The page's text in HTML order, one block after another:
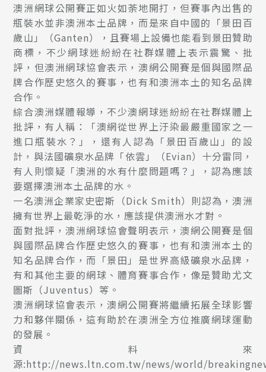
澳洲網球公開賽正如火如荼地開打，但賽事內出售的
瓶裝水並非澳洲本土品牌，而是來自中國的「景田百
歲山」（Ganten），且賽場上設備也能看到景田贊助
商標，不少網球迷紛紛在社群媒體上表示震驚、批
評，但澳洲網球協會表示，澳網公開賽是個與國際品
牌合作歷史悠久的賽事，也有和澳洲本土的知名品牌
合作。
綜合澳洲媒體報導，不少澳網球迷紛紛在社群媒體上
批評，有人稱：「澳網從世界上汙染最嚴重國家之一
進口瓶裝水？」，還有人認為「景田百歲山」的設
計，與法國礦泉水品牌「依雲」（Evian）十分雷同，
有人則懷疑「澳洲的水有什麼問題嗎？」，認為應該
要選擇澳洲本土品牌的水。
一名澳洲企業家史密斯（Dick Smith）則認為，澳洲
擁有世界上最乾淨的水，應該提供澳洲水才對。
面對批評，澳洲網球協會聲明表示，澳網公開賽是個
與國際品牌合作歷史悠久的賽事，也有和澳洲本土的
知名品牌合作，而「景田」是世界高級礦泉水品牌，
有和其他主要的網球、體育賽事合作，像是贊助尤文
圖斯（Juventus）等。
澳洲網球協會表示，澳網公開賽將繼續拓展全球影響
力和夥伴關係，這有助於在澳洲全方位推廣網球運動
的發展。
資料來
源:http://news.ltn.com.tw/news/world/